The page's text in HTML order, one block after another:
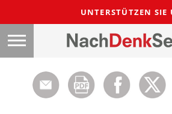
UNTERSTÜTZEN SIE